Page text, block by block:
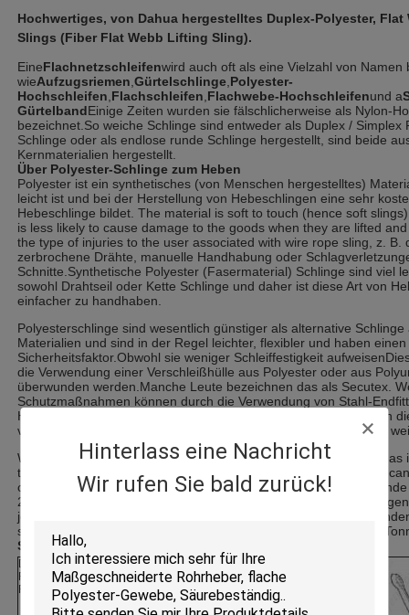
Hinterlass eine Nachricht
Wir rufen Sie bald zurück!
Hochwertiges, von Dahua hergestelltes Duplex-Polyester, Flat
Slings (Fiber Flat Webb Lifting Sling).
EineFlachnetzschleifenwird auch oft als eine Vielzahl von Namen
wieAufzugsriemen,Gürtelschlinge,Polyester-
Hochschleifen,Flachschleifen,Flachwebe-Hochschleifenund a
GürtelbandEinige Zeiten wurden sie fälschlicherweise als Nylon-
bezeichnet.So weiche Schlinge sind entweder als Duplex / Simplex
Schlinge oder als endlose runde Schlinge hergestellt, sind beide
Kernmaterialien hergestellt.
Über Polyester-Schlinge zum Heben
Polyester ist ein synthetisches (von Menschen hergestelltes)
leicht ist und bei der Herstellung von Hebeschlingen eine sehr
Hebeschlinge bildet. The material is soft to touch (hence soft
is less likely to cause damage to the goods when they are lifted
the type of injuries to the user associated with wire rope sling, z. B.
zerbrochene Drähte, manuelle Handhabung oder
Schnitte.Synthetische Polyester (Fasermaterial) Schlinge sind viel
sowohl Drahtseil oder Kette Schlinge und daher ist diese Art von
einfacher zu handhaben.
Polyesterschlinge sind wesentlich günstiger als alternative
Materialien und sind in der Regel leichter, flexibler und haben
Sicherheitsfaktor.Obwohl sie weniger Schleiffestigkeit
die Verwendung einer Verschleißhülle aus Polyester oder aus
überwunden werden.Manche Leute bezeichnen das als Secutex.
Schutzmaßnahmen können durch die Verwendung von Stahl-
Haken oder Master-Ringe und -Haken der Klasse 80) oder durch
von Eckschutzmitteln angeboten werden.Wir helfen Ihnen gerne
We prefer to sell quality UK manufactured polyester lifting slings as
they are better quality and from a manufacturing source that we
complete quality file and technical serviceWir haben
2 Tonnen, 3 Tonnen, 4 Tonnen, 5 Tonnen usw.In vielen
jedoch maßgeschneiderte Polyester-Hofschleifen für unsere
spezifische Anforderungen in sehr kurzer Vorlaufzeit bis zu 100
Slingkapazitäten und Farbcodes
Duplex-
Flachseilschlinge.
Farbcode.
Breite der
Webbings
Geschätztes
Gewicht
(g/m)